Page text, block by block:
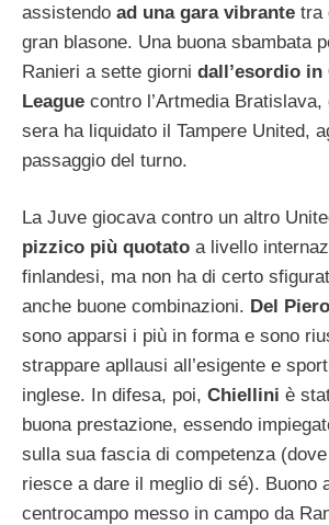
assistendo ad una gara vibrante tra
gran blasone. Una buona sbambata
Ranieri a sette giorni dall’esordio in
League contro l’Artmedia
sera ha liquidato il Tampere United,
passaggio del turno.
La Juve giocava contro un altro
pizzico più quotato a livello
finlandesi, ma non ha di certo
anche buone combinazioni. Del
sono apparsi i più in forma e sono
strappare apllausi all’esigente e
inglese. In difesa, poi, Chiellini è
buona prestazione, essendo
sulla sua fascia di competenza
riesce a dare il meglio di sé). Buono
centrocampo messo in campo da